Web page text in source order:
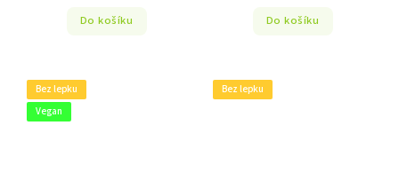
Do košíku Do košíku
Bez lepku
Vegan
Bez lepku